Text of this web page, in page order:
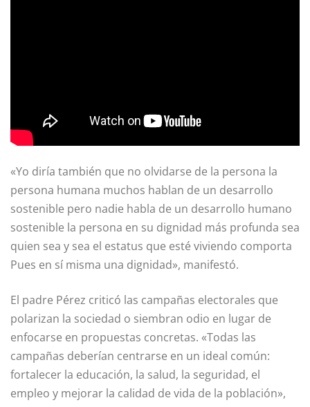
«Yo diría también que no olvidarse de la persona la
persona humana muchos hablan de un desarrollo
sostenible pero nadie habla de un desarrollo humano
sostenible la persona en su dignidad más profunda sea
quien sea y sea el estatus que esté viviendo comporta
Pues en sí misma una dignidad», manifestó.
El padre Pérez criticó las campañas electorales que
polarizan la sociedad o siembran odio en lugar de
enfocarse en propuestas concretas. «Todas las
campañas deberían centrarse en un ideal común:
fortalecer la educación, la salud, la seguridad, el
empleo y mejorar la calidad de vida de la población»,